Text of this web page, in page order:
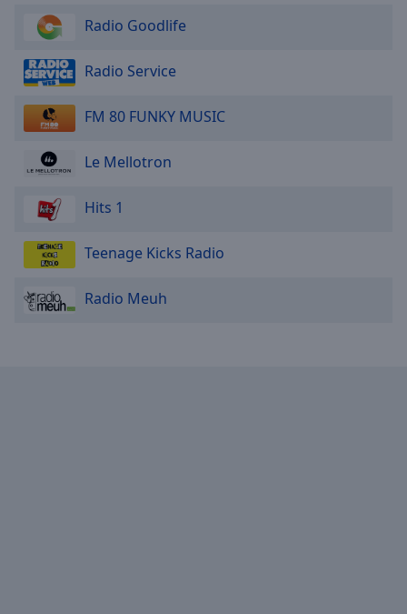
Radio Goodlife
Radio Service
FM 80 FUNKY MUSIC
Le Mellotron
Hits 1
Teenage Kicks Radio
Radio Meuh